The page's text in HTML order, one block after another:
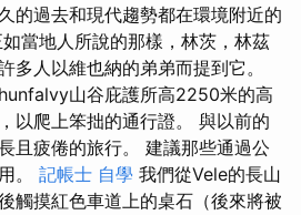
的過去和現代趨勢都在環境附近的
當地人所說的那樣，林茨，林茲
多人以維也納的弟弟而提到它。
山谷庇護所高2250米的高
以爬上笨拙的通行證。 與以前的
且疲倦的旅行。 建議那些通過公
。 記帳士 自學 我們從Vele的長山
觸摸紅色車道上的桌石（後來將被